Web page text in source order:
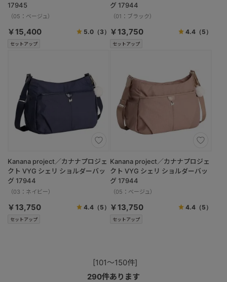
セットアップ
17945
（05：ベージュ）
￥15,400 5.0（3）
セットアップ
グ 17944
（01：ブラック）
￥13,750 4.4 （5）
セットアップ
Kanana project／カナナプロジェ
クト VYG シェリ ショルダーバッ
グ 17944
（03：ネイビー）
￥13,750 4.4（5）
セットアップ
Kanana project／カナナプロジェ
クト VYG シェリ ショルダーバッ
グ 17944
（05：ベージュ）
￥13,750 4.4 （5）
[101～150件]
290件あります